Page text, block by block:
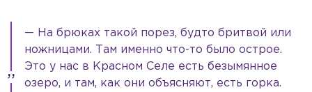
— На брюках такой порез, будто бритвой или
ножницами. Там именно что-то было острое.
Это у нас в Красном Селе есть безымянное
озеро, и там, как они объясняют, есть горка.